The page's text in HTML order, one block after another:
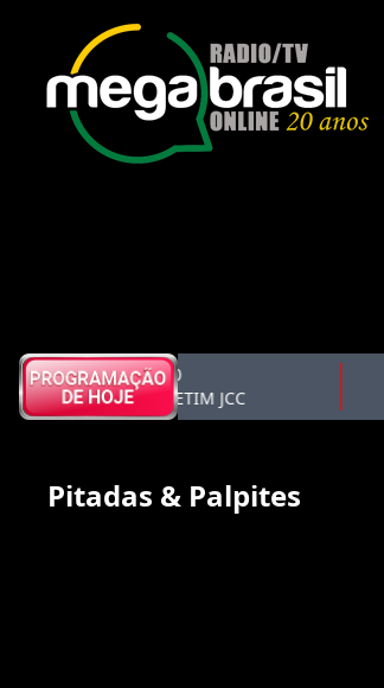
8h50
BOLETIM JCC
Pitadas & Palpites